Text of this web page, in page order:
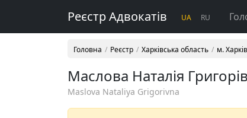
Реєстр Адвокатів UA RU
Головна Реєстр Харківська область м. Харків
Маслова Наталія
Maslova Nataliya Grigorivna